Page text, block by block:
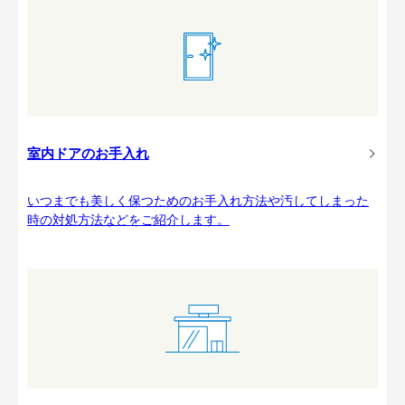
室内ドアのお手入れ
いつまでも美しく保つためのお手入れ方法や汚してしまった
時の対処方法などをご紹介します。